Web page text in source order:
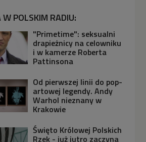
W POLSKIM RADIU:
"Primetime": seksualni
drapieżnicy na celowniku
i w kamerze Roberta
Pattinsona
Od pierwszej linii do pop-
artowej legendy. Andy
Warhol nieznany w
Krakowie
Święto Królowej Polskich
Rzek - już jutro zaczyna